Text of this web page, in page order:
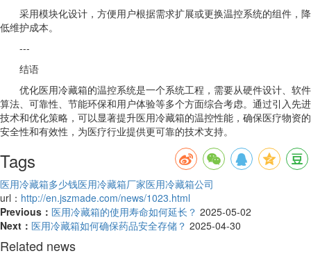
采用模块化设计，方便用户根据需求扩展或更换温控系统的组件，降
低维护成本。
---
结语
优化医用冷藏箱的温控系统是一个系统工程，需要从硬件设计、软件
算法、可靠性、节能环保和用户体验等多个方面综合考虑。通过引入先进
技术和优化策略，可以显著提升医用冷藏箱的温控性能，确保医疗物资的
安全性和有效性，为医疗行业提供更可靠的技术支持。
Tags
医用冷藏箱多少钱医用冷藏箱厂家医用冷藏箱公司
url： http://en.jszmade.com/news/1023.html
Previous： 医用冷藏箱的使用寿命如何延长？ 2025-05-02
Next： 医用冷藏箱如何确保药品安全存储？ 2025-04-30
Related news